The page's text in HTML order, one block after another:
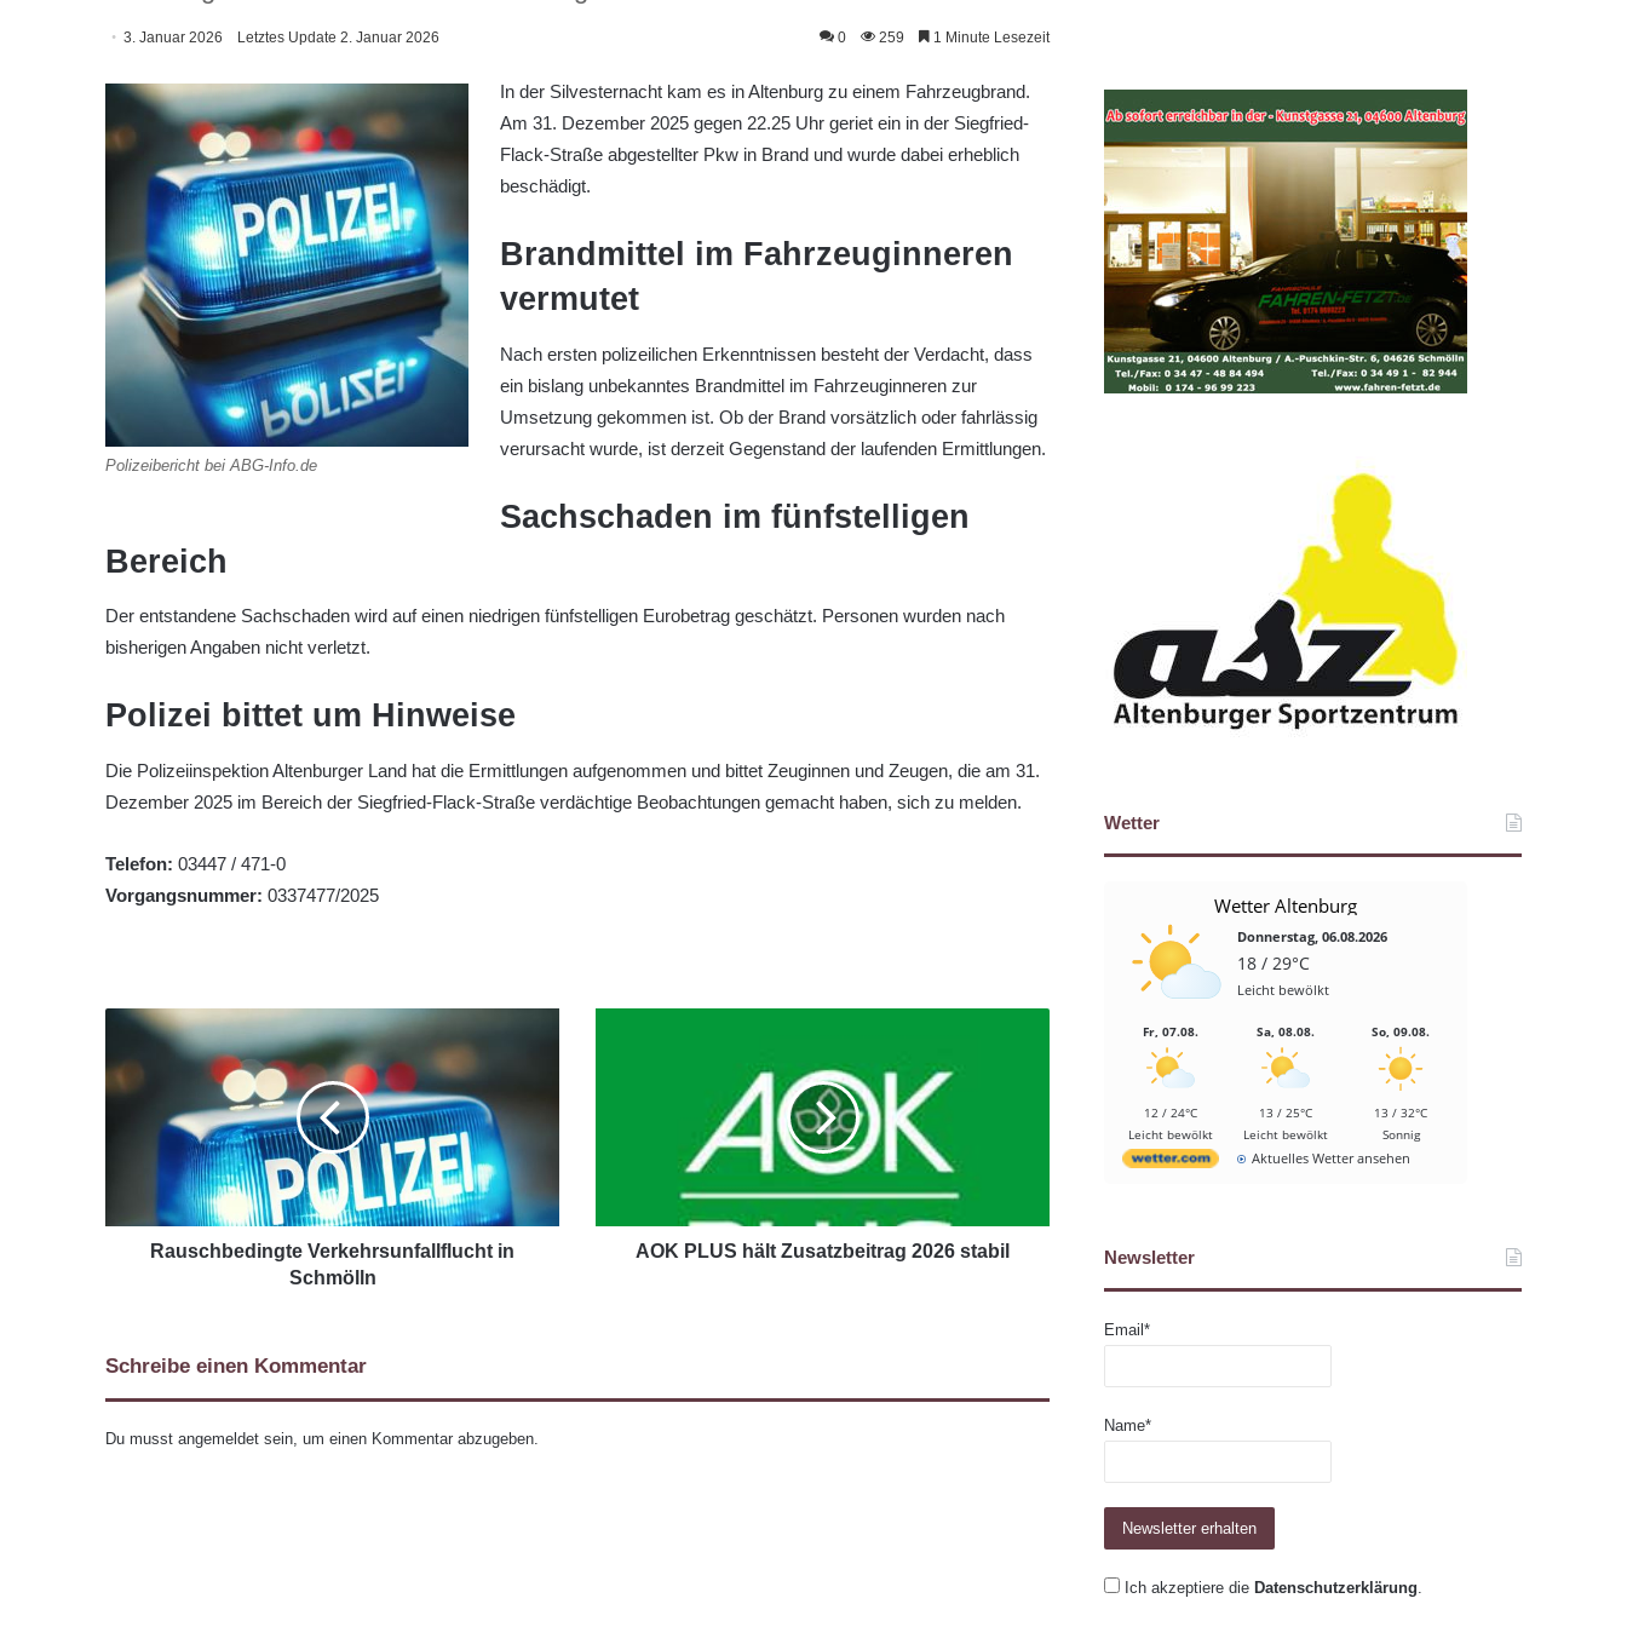
3. Januar 2026 Letztes Update 2. Januar 2026 0 259 1 Minute Lesezeit
Polizeibericht bei ABG-Info.de
In der Silvesternacht kam es in Altenburg zu einem Fahrzeugbrand.
Am 31. Dezember 2025 gegen 22.25 Uhr geriet ein in der Siegfried-
Flack-Straße abgestellter Pkw in Brand und wurde dabei erheblich
beschädigt.
Brandmittel im Fahrzeuginneren
vermutet
Nach ersten polizeilichen Erkenntnissen besteht der Verdacht, dass
ein bislang unbekanntes Brandmittel im Fahrzeuginneren zur
Umsetzung gekommen ist. Ob der Brand vorsätzlich oder fahrlässig
verursacht wurde, ist derzeit Gegenstand der laufenden Ermittlungen.
Sachschaden im fünfstelligen
Bereich
Der entstandene Sachschaden wird auf einen niedrigen fünfstelligen Eurobetrag geschätzt. Personen wurden nach
bisherigen Angaben nicht verletzt.
Polizei bittet um Hinweise
Die Polizeiinspektion Altenburger Land hat die Ermittlungen aufgenommen und bittet Zeuginnen und Zeugen, die am 31.
Dezember 2025 im Bereich der Siegfried-Flack-Straße verdächtige Beobachtungen gemacht haben, sich zu melden.
Telefon: 03447 / 471-0
Vorgangsnummer: 0337477/2025
Rauschbedingte Verkehrsunfallflucht in
Schmölln
AOK PLUS hält Zusatzbeitrag 2026 stabil
Schreibe einen Kommentar
Du musst angemeldet sein, um einen Kommentar abzugeben.
Wetter
Wetter Altenburg
Donnerstag, 06.08.2026
18 / 29°C
Leicht bewölkt
Fr, 07.08.
12 / 24°C
Leicht bewölkt
Sa, 08.08.
13 / 25°C
Leicht bewölkt
So, 09.08.
13 / 32°C
Sonnig
Aktuelles Wetter ansehen
Newsletter
Email*
Name*
Ich akzeptiere die Datenschutzerklärung.